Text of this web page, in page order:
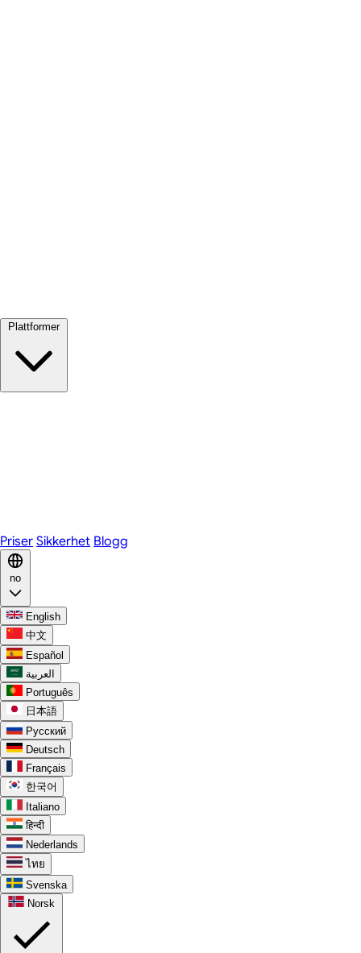
Plattformer
Priser Sikkerhet Blogg
no
English
中文
Español
العربية
Português
日本語
Русский
Deutsch
Français
한국어
Italiano
हिन्दी
Nederlands
ไทย
Svenska
Norsk